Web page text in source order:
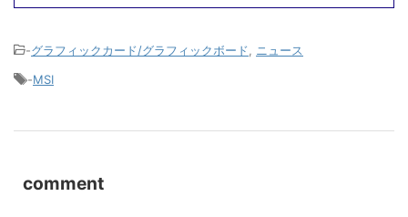
-グラフィックカード/グラフィックボード
ニュース
-MSI
comment